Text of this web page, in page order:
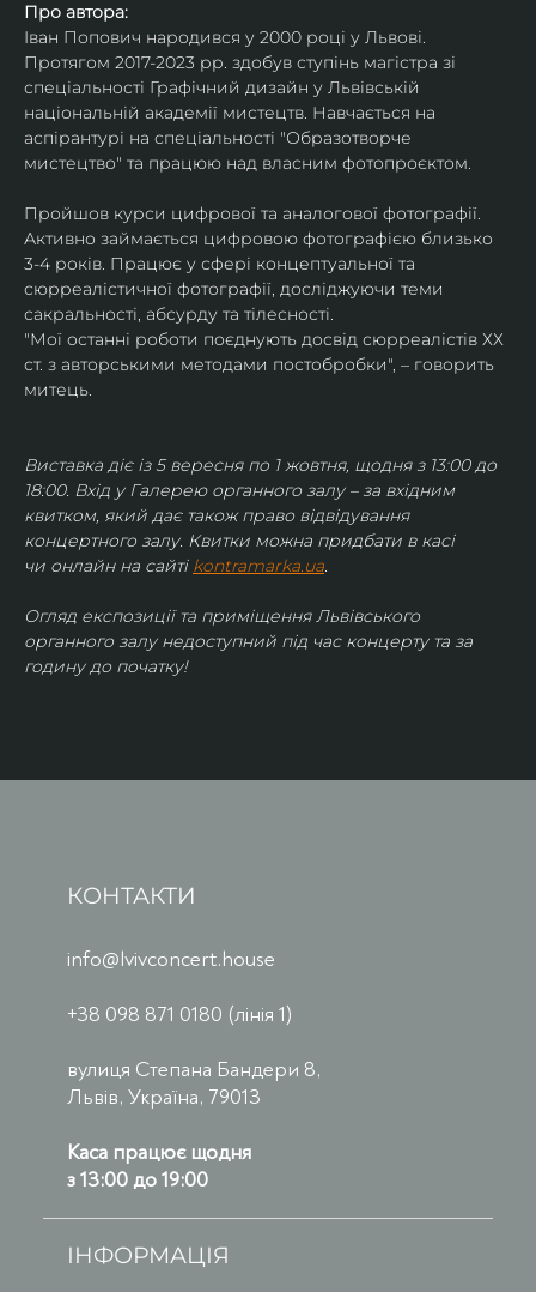
Про автора:
Іван Попович народився у 2000 році у Львові.
Протягом 2017-2023 рр. здобув ступінь магістра зі
спеціальності Графічний дизайн у Львівській
національній академії мистецтв. Навчається на
аспірантурі на спеціальності "Образотворче
мистецтво" та працюю над власним фотопроєктом.
Пройшов курси цифрової та аналогової фотографії.
Активно займається цифровою фотографією близько
3-4 років. Працює у сфері концептуальної та
сюрреалістичної фотографії, досліджуючи теми
сакральності, абсурду та тілесності.
"Мої останні роботи поєднують досвід сюрреалістів ХХ
ст. з авторськими методами постобробки", – говорить
митець.
Виставка діє із 5 вересня по 1 жовтня, щодня з 13:00 до
18:00. Вхід у Галерею органного залу – за вхідним
квитком, який дає також право відвідування
концертного залу. Квитки можна придбати в касі
чи онлайн на сайті kontramarka.ua.
Огляд експозиції та приміщення Львівського
органного залу недоступний під час концерту та за
годину до початку!
КОНТАКТИ
info@lvivconcert.house
+38 098 871 0180 (лінія 1)
вулиця Степана Бандери 8,
Львів, Україна, 79013
Каса працює щодня
з 13:00 до 19:00
ІНФОРМАЦІЯ